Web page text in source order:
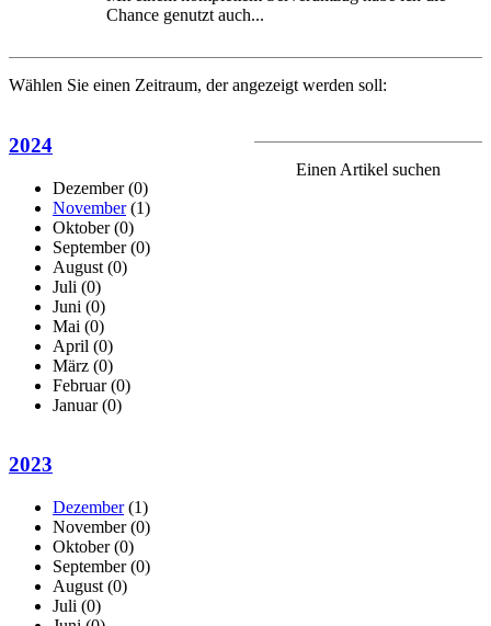
Chance genutzt auch...
Wählen Sie einen Zeitraum, der angezeigt werden soll:
2024
Dezember(0)
November (1)
Oktober(0)
September(0)
August (0)
Juli (0)
Juni (0)
Mai (0)
April (0)
März (0)
Februar(0)
Januar(0)
2023
Dezember (1)
November(0)
Oktober(0)
September(0)
August (0)
Juli (0)
Einen Artikel suchen